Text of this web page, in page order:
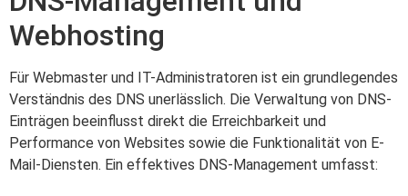
Webhosting
Für Webmaster und IT-Administratoren ist ein grundlegendes
Verständnis des DNS unerlässlich. Die Verwaltung von DNS-
Einträgen beeinflusst direkt die Erreichbarkeit und
Performance von Websites sowie die Funktionalität von E-
Mail-Diensten. Ein effektives DNS-Management umfasst: